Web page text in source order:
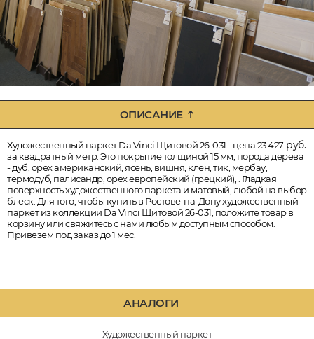
ОПИСАНИЕ
Художественный паркет Da Vinci Щитовой 26-031 - цена 23 427 руб.
за квадратный метр. Это покрытие толщиной 15 мм, порода дерева
- дуб, орех американский, ясень, вишня, клён, тик, мербау,
термодуб, палисандр, орех европейский (грецкий), . Гладкая
поверхность художественного паркета и матовый, любой на выбор
блеск. Для того, чтобы купить в Ростове-на-Дону художественный
паркет из коллекции Da Vinci Щитовой 26-031, положите товар в
корзину или свяжитесь с нами любым доступным способом.
Привезем под заказ до 1 мес.
АНАЛОГИ
Художественный паркет